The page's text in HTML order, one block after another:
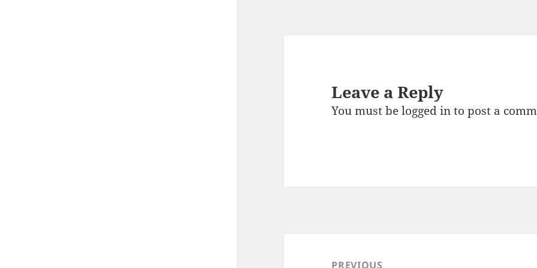
Leave a Reply
You must belogged into post a
navigationPREVIOUS